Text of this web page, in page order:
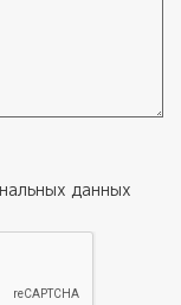
данных